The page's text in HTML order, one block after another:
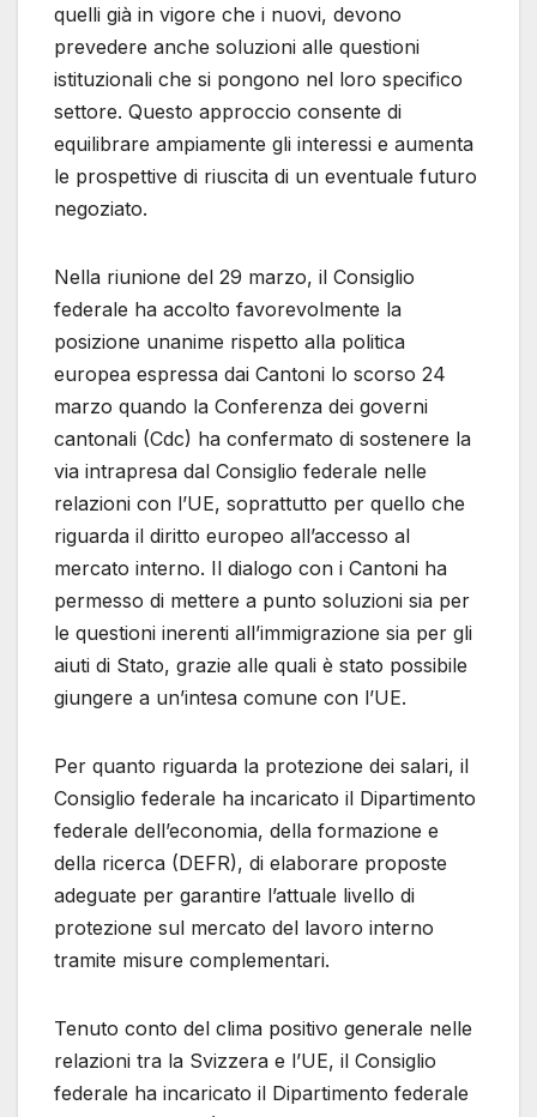
quelli già in vigore che i nuovi, devono
prevedere anche soluzioni alle questioni
istituzionali che si pongono nel loro specifico
settore. Questo approccio consente di
equilibrare ampiamente gli interessi e aumenta
le prospettive di riuscita di un eventuale futuro
negoziato.
Nella riunione del 29 marzo, il Consiglio
federale ha accolto favorevolmente la
posizione unanime rispetto alla politica
europea espressa dai Cantoni lo scorso 24
marzo quando la Conferenza dei governi
cantonali (Cdc) ha confermato di sostenere la
via intrapresa dal Consiglio federale nelle
relazioni con l’UE, soprattutto per quello che
riguarda il diritto europeo all’accesso al
mercato interno. Il dialogo con i Cantoni ha
permesso di mettere a punto soluzioni sia per
le questioni inerenti all’immigrazione sia per gli
aiuti di Stato, grazie alle quali è stato possibile
giungere a un’intesa comune con l’UE.
Per quanto riguarda la protezione dei salari, il
Consiglio federale ha incaricato il Dipartimento
federale dell’economia, della formazione e
della ricerca (DEFR), di elaborare proposte
adeguate per garantire l’attuale livello di
protezione sul mercato del lavoro interno
tramite misure complementari.
Tenuto conto del clima positivo generale nelle
relazioni tra la Svizzera e l’UE, il Consiglio
federale ha incaricato il Dipartimento federale